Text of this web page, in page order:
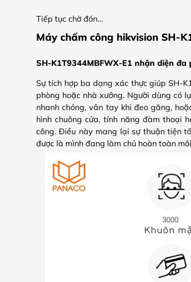
Tiếp tục chờ đón…
Máy chấm công hikvision SH-
SH-K1T9344MBFWX-E1 nhận diện
Sự tích hợp ba dạng xác thực giúp SH-
phòng hoặc nhà xưởng. Người dùng có
nhanh chóng, vân tay khi đeo găng,
hình chuông cửa, tính năng đàm thoại
công. Điều này mang lại sự thuận tiện
được là mình đang làm chủ hoàn toàn